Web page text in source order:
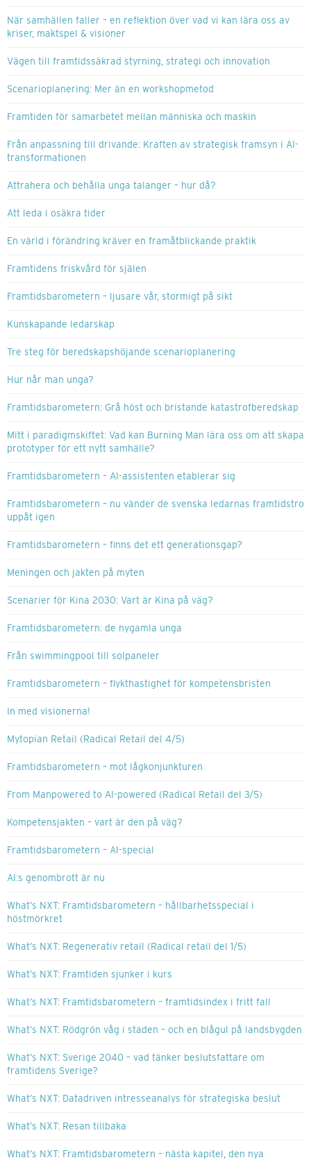
När samhällen faller – en reflektion över vad vi kan lära oss av
kriser, maktspel & visioner
Vägen till framtidssäkrad styrning, strategi och innovation
Scenarioplanering: Mer än en workshopmetod
Framtiden för samarbetet mellan människa och maskin
Från anpassning till drivande: Kraften av strategisk framsyn i AI-
transformationen
Attrahera och behålla unga talanger – hur då?
Att leda i osäkra tider
En värld i förändring kräver en framåtblickande praktik
Framtidens friskvård för själen
Framtidsbarometern – ljusare vår, stormigt på sikt
Kunskapande ledarskap
Tre steg för beredskapshöjande scenarioplanering
Hur når man unga?
Framtidsbarometern: Grå höst och bristande katastrofberedskap
Mitt i paradigmskiftet: Vad kan Burning Man lära oss om att skapa
prototyper för ett nytt samhälle?
Framtidsbarometern – AI-assistenten etablerar sig
Framtidsbarometern – nu vänder de svenska ledarnas framtidstro
uppåt igen
Framtidsbarometern – finns det ett generationsgap?
Meningen och jakten på myten
Scenarier för Kina 2030: Vart är Kina på väg?
Framtidsbarometern: de nygamla unga
Från swimmingpool till solpaneler
Framtidsbarometern – flykthastighet för kompetensbristen
In med visionerna!
Mytopian Retail (Radical Retail del 4/5)
Framtidsbarometern – mot lågkonjunkturen
From Manpowered to AI-powered (Radical Retail del 3/5)
Kompetensjakten – vart är den på väg?
Framtidsbarometern – AI-special
AI:s genombrott är nu
What’s NXT: Framtidsbarometern – hållbarhetsspecial i
höstmörkret
What’s NXT: Regenerativ retail (Radical retail del 1/5)
What’s NXT: Framtiden sjunker i kurs
What’s NXT: Framtidsbarometern – framtidsindex i fritt fall
What’s NXT: Rödgrön våg i staden – och en blågul på landsbygden
What’s NXT: Sverige 2040 – vad tänker beslutsfattare om
framtidens Sverige?
What’s NXT: Datadriven intresseanalys för strategiska beslut
What’s NXT: Resan tillbaka
What’s NXT: Framtidsbarometern – nästa kapitel, den nya